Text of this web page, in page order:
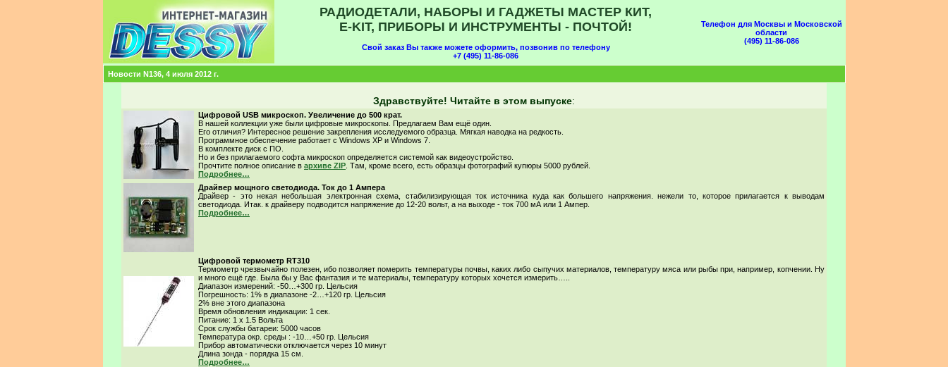
РАДИОДЕТАЛИ, НАБОРЫ И ГАДЖЕТЫ МАСТЕР КИТ,
E-KIT, ПРИБОРЫ И ИНСТРУМЕНТЫ - ПОЧТОЙ!
Свой заказ Вы также можете оформить, позвонив по телефону
+7 (495) 11-86-086
Телефон для Москвы и Московской
области
(495) 11-86-086
Новости N136, 4 июля 2012 г.
Здравствуйте! Читайте в этом выпуске:
Цифровой USB микроскоп. Увеличение до 500 крат.
В нашей коллекции уже были цифровые микроскопы. Предлагаем Вам ещё один.
Его отличия? Интересное решение закрепления исследуемого образца. Мягкая наводка на редкость.
Программное обеспечение работает с Windows XP и Windows 7.
В комплекте диск с ПО.
Но и без прилагаемого софта микроскоп определяется системой как видеоустройство.
Прочтите полное описание в архиве ZIP . Там, кроме всего, есть образцы фотографий купюры 5000 рублей.
Подробнее…
Драйвер мощного светодиода. Ток до 1 Ампера
Драйвер - это некая небольшая электронная схема, стабилизирующая ток источника куда как большего напряжения. нежели то, которое прилагается к выводам
светодиода. Итак. к драйверу подводится напряжение до 12-20 вольт, а на выходе - ток 700 мА или 1 Ампер.
Подробнее…
Цифровой термометр RT310
Термометр чрезвычайно полезен, ибо позволяет померить температуры почвы, каких либо сыпучих материалов, температуру мяса или рыбы при, например, копчении. Ну
и много ещё где. Была бы у Вас фантазия и те материалы, температуру которых хочется измерить…..
Диапазон измерений: -50…+300 гр. Цельсия
Погрешность: 1% в диапазоне -2…+120 гр. Цельсия
2% вне этого диапазона
Время обновления индикации: 1 сек.
Питание: 1 х 1.5 Вольта
Срок службы батареи: 5000 часов
Температура окр. среды : -10…+50 гр. Цельсия
Прибор автоматически отключается через 10 минут
Длина зонда - порядка 15 см.
Подробнее…